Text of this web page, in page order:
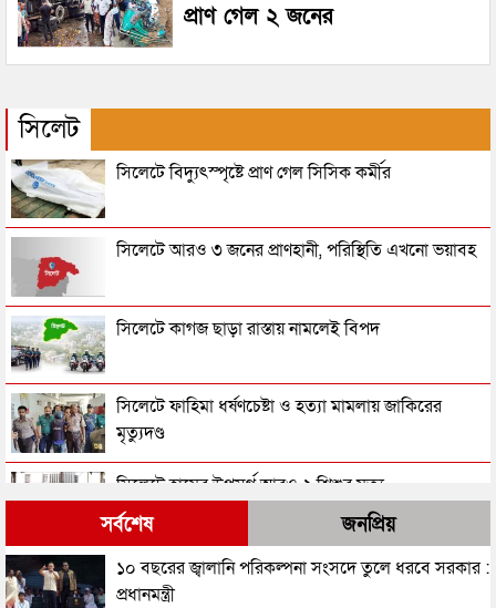
প্রাণ গেল ২ জনের
সিলেট
সিলেটে বিদ্যুৎস্পৃষ্টে প্রাণ গেল সিসিক কর্মীর
সিলেটে আরও ৩ জনের প্রাণহানী, পরিস্থিতি এখনো ভয়াবহ
সিলেটে কাগজ ছাড়া রাস্তায় নামলেই বিপদ
সিলেটে ফাহিমা ধর্ষণচেষ্টা ও হত্যা মামলায় জাকিরের
মৃত্যুদণ্ড
সিলেটে হামের উপসর্গ আরও ২ শিশুর মৃত্যু
সিলেটের সাবেক মন্ত্রী-এমপিরা কে কোথায়?
সর্বশেষ জনপ্রিয়
১০ বছরের জ্বালানি পরিকল্পনা সংসদে তুলে ধরবে সরকার :
প্রধানমন্ত্রী